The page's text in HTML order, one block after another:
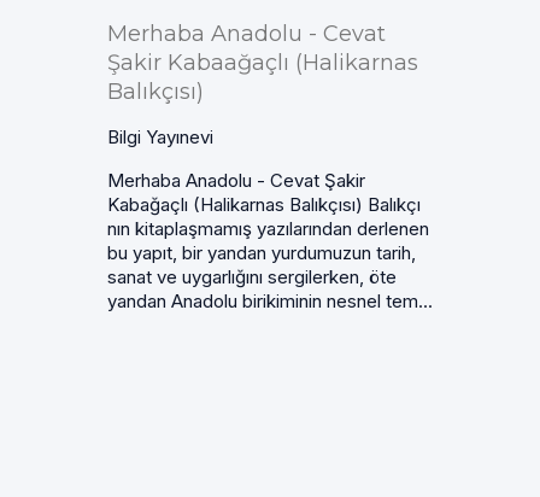
Merhaba Anadolu - Cevat
Şakir Kabaağaçlı (Halikarnas
Balıkçısı)
Bilgi Yayınevi
Merhaba Anadolu - Cevat Şakir
Kabağaçlı (Halikarnas Balıkçısı) Balıkçı
nın kitaplaşmamış yazılarından derlenen
bu yapıt, bir yandan yurdumuzun tarih,
sanat ve uygarlığını sergilerken, öte
yandan Anadolu birikiminin nesnel tem...